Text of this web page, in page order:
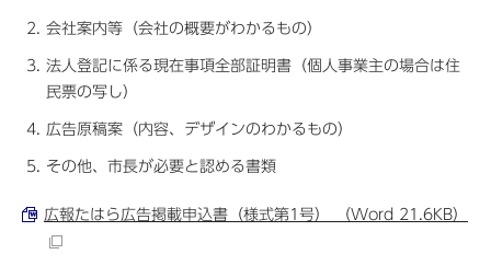
会社案内等（会社の概要がわかるもの）
法人登記に係る現在事項全部証明書（個人事業主の場合は住
民票の写し）
広告原稿案（内容、デザインのわかるもの）
その他、市長が必要と認める書類
広報たはら広告掲載申込書（様式第1号） （Word 21.6KB）